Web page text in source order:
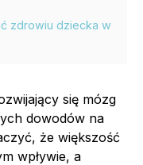
zdrowiu dziecka w
się mózg
dowodów na
że większość
wpływie, a